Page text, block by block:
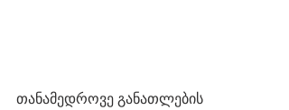
თანამედროვე განათლების